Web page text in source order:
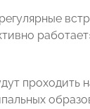
проходить